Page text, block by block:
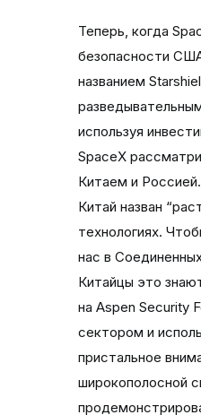
Теперь, когда SpaceX зарекомендовала себя как ведущий поставщик запусков для обеспечения национальной безопасности США, она стремится занять большую долю оборонного рынка с помощью новой линейки продуктов под названием Starshield. В прошлом месяце SpaceX незаметно представила Starshield, предлагая оборонным и разведывательным ведомствам изготовленные на заказ космические аппараты, датчики и услуги защищенной связи, используя инвестиции SpaceX в свою сеть широкополосных спутников Starlink. Как и другие коммерческие игроки, SpaceX рассматривает возможности, подпитываемые “великодержавной конкуренцией” Соединенных Штатов с Китаем и Россией. В документе о стратегии национальной обороны США, опубликованном Пентагоном в октябре, Китай назван “растущим вызовом”, который угрожает превзойти Соединенные Штаты в оборонных и космических технологиях. Чтобы выиграть эту гонку, министерство обороны намерено использовать коммерческие инновации. “У нас в Соединенных Штатах на сегодняшний день самое устойчивое коммерческое космическое предприятие в мире. Китайцы это знают, и мы будем полагаться на это ”, - заявила заместитель министра обороны Кэтлин Хикс 8 декабря на Aspen Security Forum в Вашингтоне. “Мы собираемся убедиться, что мы тесно сотрудничаем с коммерческим сектором и используем все эти коммерческие космические возможности”. Война России в Украине привлекла пристальное внимание к космической отрасли, в частности к стоимости спутников для съемки и спутниковой широкополосной связи SpaceX Starlink. Система с более чем 3000 спутниками на орбите и еще тысячами в будущем продемонстрировала